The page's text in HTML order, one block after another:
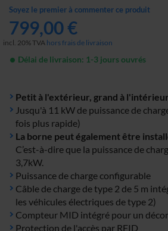
gallery
Soyez le premier à commenter ce produit
799,00 €
incl. 20% TVA hors frais de livraison
Délai de livraison: 1-3 jours ouvrés
Petit à l'extérieur, grand à l'intérieur
Jusqu'à 11 kW de puissance de
fois plus rapide)
La borne peut également être
C’est-à-dire que la puissance de
3,7kW.
Puissance de charge configurable
Câble de charge de type 2 de 5 m
les véhicules électriques de type 2)
Compteur MID intégré pour un
Protection de l'accès par RFID